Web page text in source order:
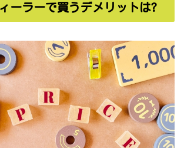
ーラーで買うデメリットは?